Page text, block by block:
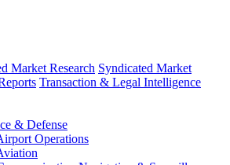
Market Research Syndicated Market
Transaction & Legal Intelligence
& Defense
Operations